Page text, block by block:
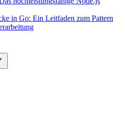
in Go: Ein Leitfaden zum Pattern